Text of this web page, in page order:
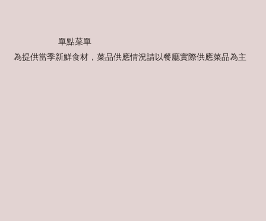
​單點菜單
​為提供當季新鮮食材，菜品供應情況請以餐廳實際供應菜品為主